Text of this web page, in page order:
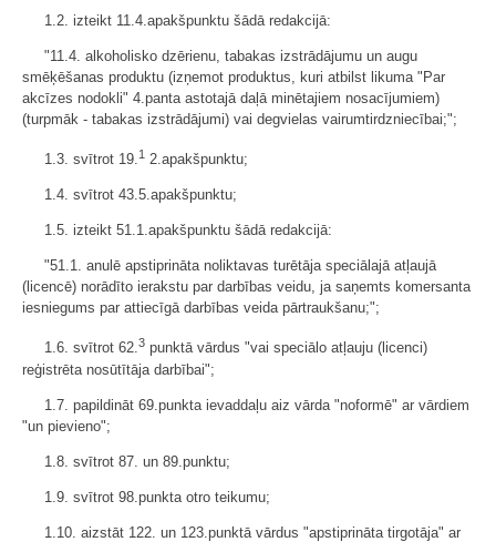
1.2. izteikt 11.4.apakšpunktu šādā redakcijā:
"11.4. alkoholisko dzērienu, tabakas izstrādājumu un augu
smēķēšanas produktu (izņemot produktus, kuri atbilst likuma "Par
akcīzes nodokli" 4.panta astotajā daļā minētajiem nosacījumiem)
(turpmāk - tabakas izstrādājumi) vai degvielas vairumtirdzniecībai;";
1.3. svītrot 19.1 2.apakšpunktu;
1.4. svītrot 43.5.apakšpunktu;
1.5. izteikt 51.1.apakšpunktu šādā redakcijā:
"51.1. anulē apstiprināta noliktavas turētāja speciālajā atļaujā
(licencē) norādīto ierakstu par darbības veidu, ja saņemts komersanta
iesniegums par attiecīgā darbības veida pārtraukšanu;";
1.6. svītrot 62.3 punktā vārdus "vai speciālo atļauju (licenci)
reģistrēta nosūtītāja darbībai";
1.7. papildināt 69.punkta ievaddaļu aiz vārda "noformē" ar vārdiem
"un pievieno";
1.8. svītrot 87. un 89.punktu;
1.9. svītrot 98.punkta otro teikumu;
1.10. aizstāt 122. un 123.punktā vārdus "apstiprināta tirgotāja" ar